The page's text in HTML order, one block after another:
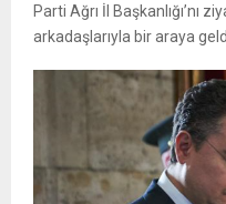
Parti Ağrı İl Başkanlığı’nı
arkadaşlarıyla bir araya